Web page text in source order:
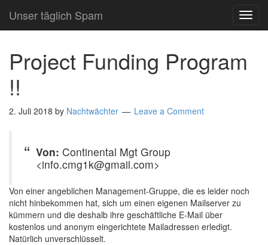
Unser täglich Spam
Project Funding Program
!!
2. Juli 2018 by Nachtwächter Leave a Comment
Von: Continental Mgt Group
<info.cmg1k@gmail.com>
Von einer angeblichen Management-Gruppe, die es leider noch
nicht hinbekommen hat, sich um einen eigenen Mailserver zu
kümmern und die deshalb ihre geschäftliche E-Mail über
kostenlos und anonym eingerichtete Mailadressen erledigt.
Natürlich unverschlüsselt.